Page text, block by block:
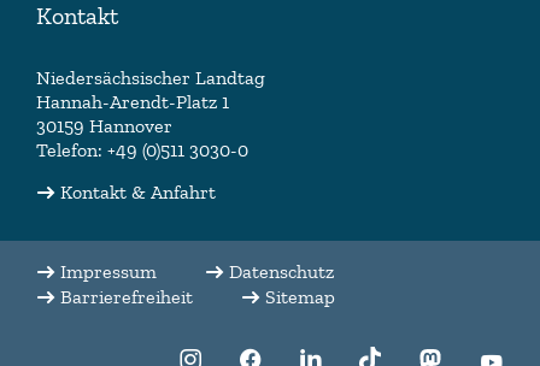
Kontakt
Niedersächsischer Landtag
Hannah-Arendt-Platz 1
30159 Hannover
Telefon: +49 (0)511 3030-0
Kontakt & Anfahrt
Impressum
Datenschutz
Barrierefreiheit
Sitemap
f:translate(key:f:translate(key:f:translate(key:f:translate(key: